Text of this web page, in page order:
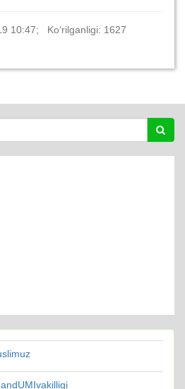
10:47; Ko‘rilganligi: 1627